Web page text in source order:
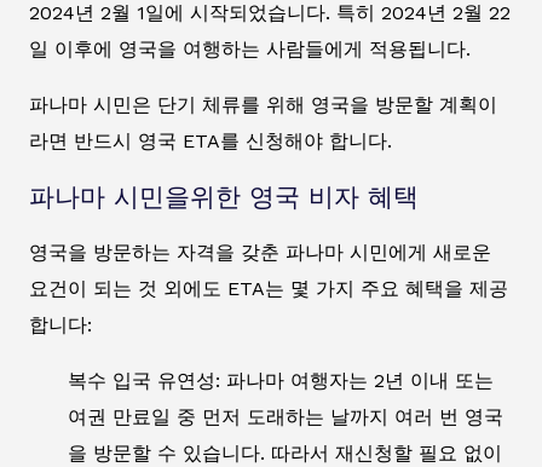
2024년 2월 1일에 시작되었습니다. 특히 2024년 2월 22
일 이후에 영국을 여행하는 사람들에게 적용됩니다.
파나마 시민은 단기 체류를 위해 영국을 방문할 계획이
라면 반드시 영국 ETA를 신청해야 합니다.
파나마 시민을위한 영국 비자 혜택
영국을 방문하는 자격을 갖춘 파나마 시민에게 새로운
요건이 되는 것 외에도 ETA는 몇 가지 주요 혜택을 제공
합니다:
복수 입국 유연성: 파나마 여행자는 2년 이내 또는
여권 만료일 중 먼저 도래하는 날까지 여러 번 영국
을 방문할 수 있습니다. 따라서 재신청할 필요 없이